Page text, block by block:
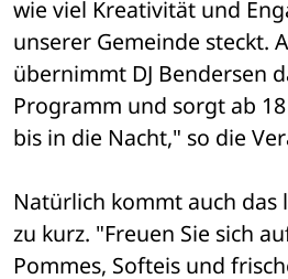
wie viel Kreativität und
unserer Gemeinde steckt.
übernimmt DJ Bendersen
Programm und sorgt ab
bis in die Nacht," so die
Natürlich kommt auch das
zu kurz. "Freuen Sie sich
Pommes, Softeis und